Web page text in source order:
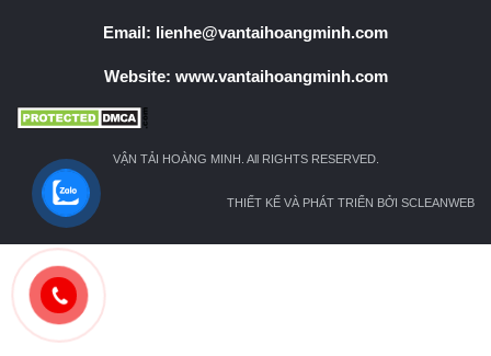
Email: lienhe@vantaihoangminh.com
Website: www.vantaihoangminh.com
VẬN TẢI HOÀNG MINH. All RIGHTS RESERVED.
THIẾT KẾ VÀ PHÁT TRIỂN BỞI SCLEANWEB